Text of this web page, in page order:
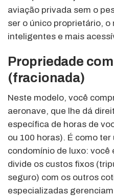
aviação privada sem o
ser o único proprietário,
inteligentes e mais
Propriedade
(fracionada)
Neste modelo, você
aeronave, que lhe dá
específica de horas de
ou 100 horas). É como
condomínio de luxo: você
divide os custos fixos
seguro) com os outros
especializadas